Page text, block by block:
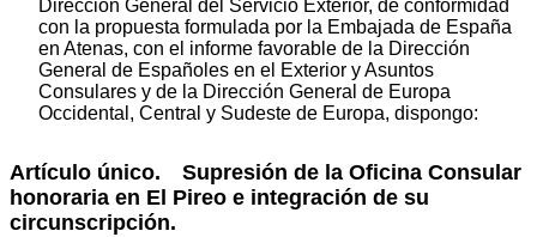
Dirección General del Servicio Exterior, de conformidad
con la propuesta formulada por la Embajada de España
en Atenas, con el informe favorable de la Dirección
General de Españoles en el Exterior y Asuntos
Consulares y de la Dirección General de Europa
Occidental, Central y Sudeste de Europa, dispongo:
Artículo único. Supresión de la Oficina Consular
honoraria en El Pireo e integración de su
circunscripción.